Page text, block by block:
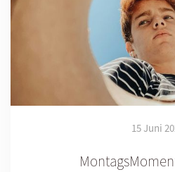
15 Juni